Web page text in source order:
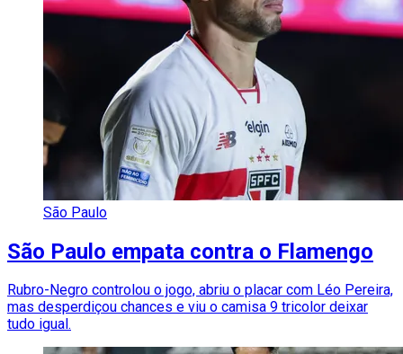
São Paulo
São Paulo empata contra o Flamengo
Rubro-Negro controlou o jogo, abriu o placar com Léo Pereira,
mas desperdiçou chances e viu o camisa 9 tricolor deixar
tudo igual.